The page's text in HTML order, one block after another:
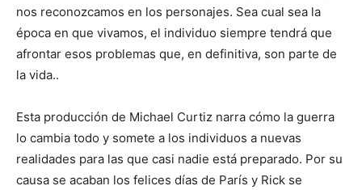
nos reconozcamos en los personajes. Sea cual sea la
época en que vivamos, el individuo siempre tendrá que
afrontar esos problemas que, en definitiva, son parte de
la vida..
Esta producción de Michael Curtiz narra cómo la guerra
lo cambia todo y somete a los individuos a nuevas
realidades para las que casi nadie está preparado. Por su
causa se acaban los felices días de París y Rick se